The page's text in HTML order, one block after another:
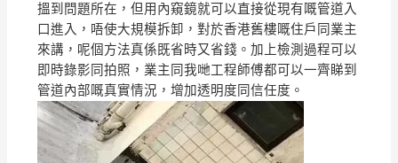
搵到問題所在，但用內窺鏡就可以直接從現有嘅管道入
口進入，唔使大規模拆卸，對於香港舊樓嘅住戶同業主
來講，呢個方法真係既省時又省錢。加上檢測過程可以
即時錄影同拍照，業主同我哋工程師傅都可以一齊睇到
管道內部嘅真實情況，增加透明度同信任度。